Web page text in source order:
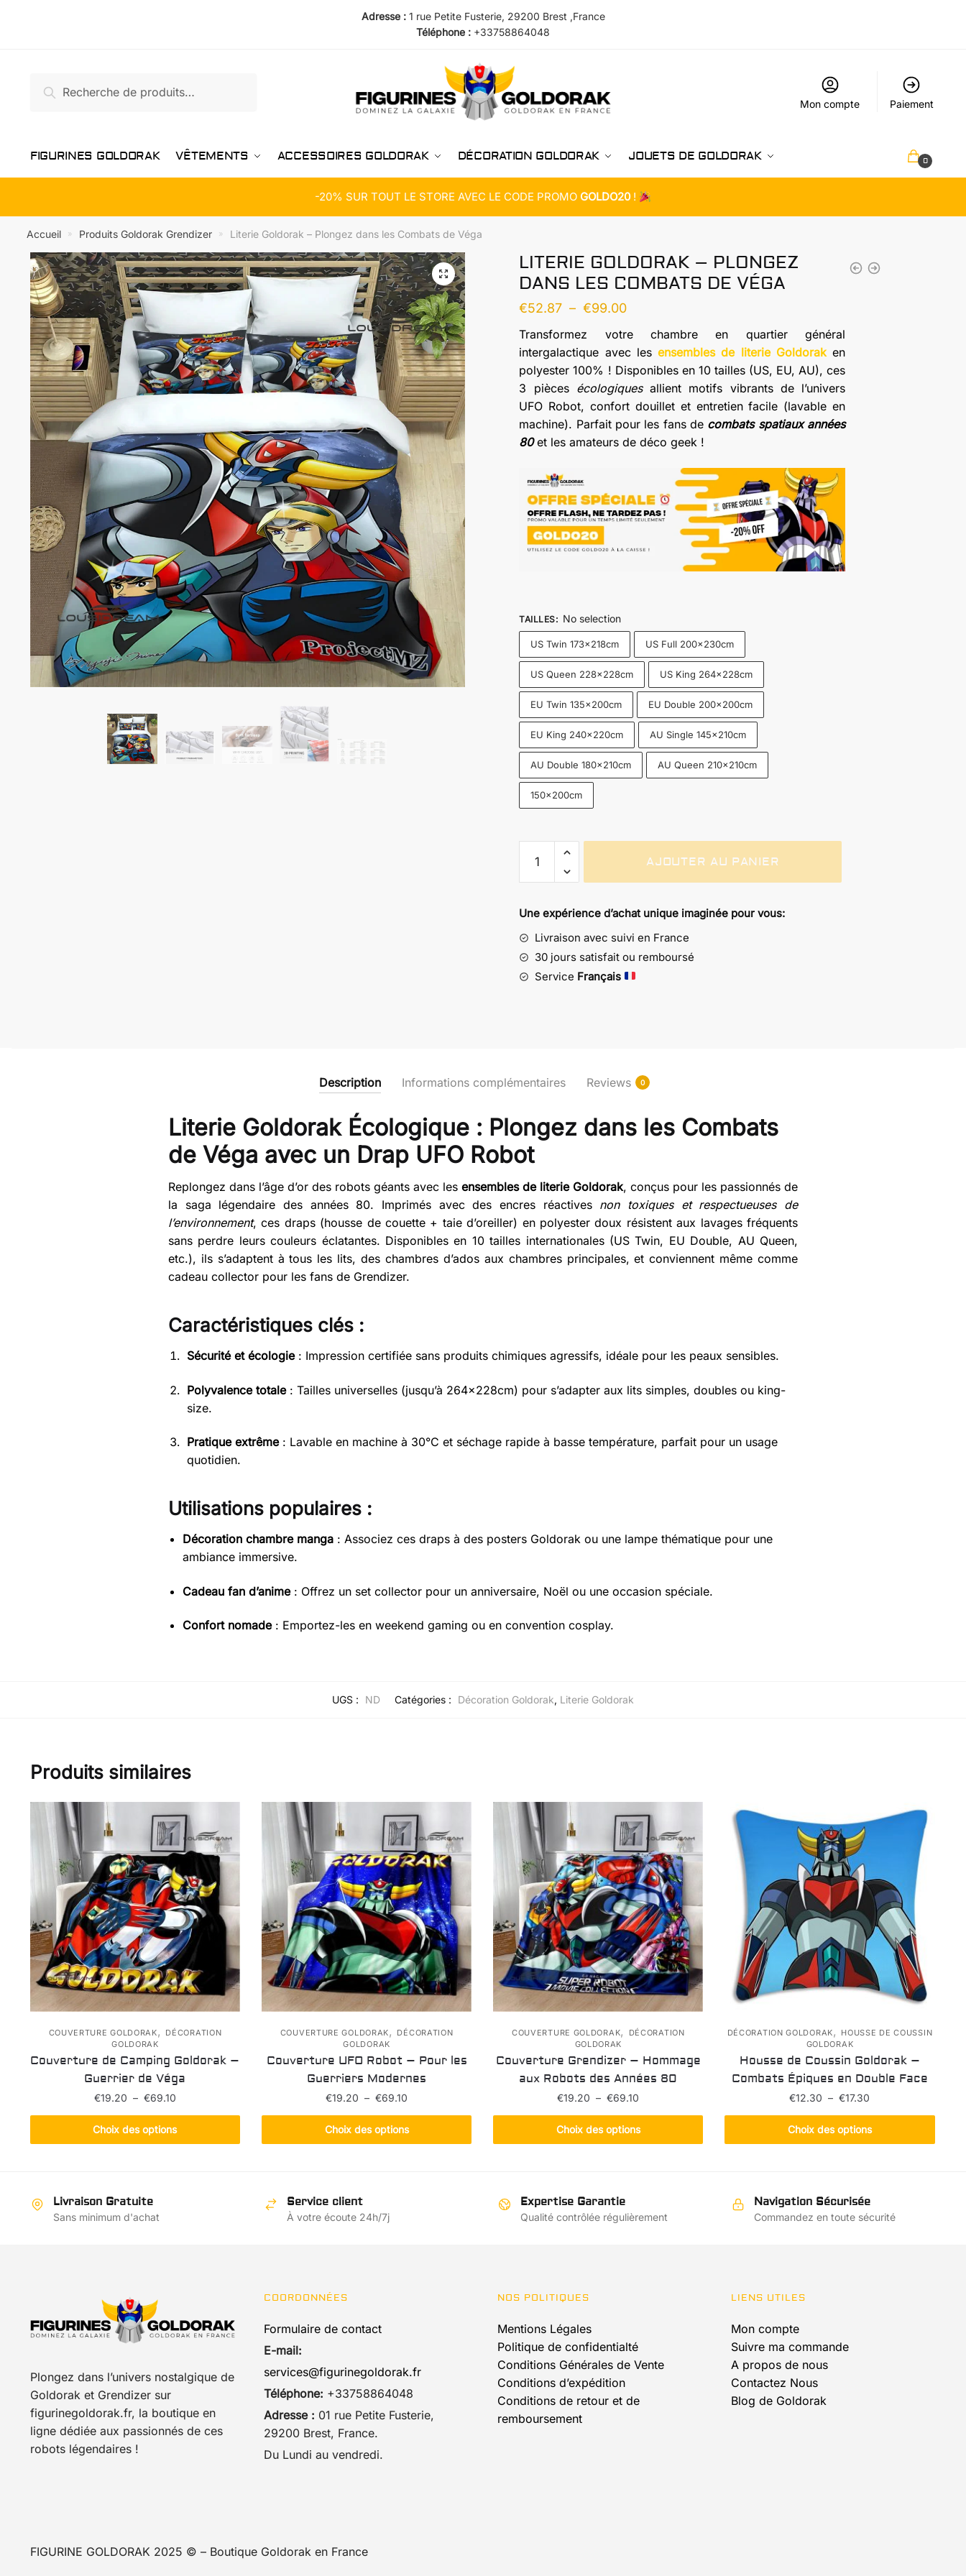
Adresse : 1 rue Petite Fusterie, 29200 Brest ,France
Téléphone : +33758864048
pour :
Recherche
Mon compte Paiement
FIGURINES GOLDORAK VÊTEMENTS ACCESSOIRES GOLDORAK DÉCORATION GOLDORAK JOUETS DE GOLDORAK 0
-20% SUR TOUT LE STORE AVEC LE CODE PROMO GOLDO20!
Accueil » Produits Goldorak Grendizer » Literie Goldorak – Plongez dans les Combats de Véga
LITERIE GOLDORAK – PLONGEZ
DANS LES COMBATS DE VÉGA
€52.87 – €99.00Plage
prix :
€52.87
à
€99.00
Transformez votre chambre en quartier général
intergalactique avec lesensembles de literie Goldoraken
polyester 100% ! Disponibles en 10 tailles (US, EU, AU), ces
3 pièces écologiquesallient motifs vibrants de l’univers
UFO Robot, confort douillet et entretien facile (lavable en
machine). Parfait pour les fans de combats spatiaux années
80et les amateurs de déco geek !
TAILLES: No selection
US Twin 173x218cm US Full 200x230cm
US Queen 228x228cm US King 264x228cm
EU Twin 135x200cm EU Double 200x200cm
EU King 240x220cm AU Single 145x210cm
AU Double 180x210cm AU Queen 210x210cm
150x200cm
Literie
-
Plongez
dans
les
AJOUTER AU PANIER
Une expérience d’achat unique imaginée pour vous:
Livraison avec suivi en France
30 jours satisfait ou remboursé
Service Français
Description Informations complémentaires Reviews 0
Literie Goldorak Écologique : Plongez dans les Combats
de Véga avec un Drap UFO Robot
Replongez dans l’âge d’or des robots géants avec lesensembles de literie Goldorak, conçus pour les passionnés de
la saga légendaire des années 80. Imprimés avec des encres réactives non toxiques et respectueuses de
l’environnement, ces draps (housse de couette + taie d’oreiller) en polyester doux résistent aux lavages fréquents
sans perdre leurs couleurs éclatantes. Disponibles en 10 tailles internationales (US Twin, EU Double, AU Queen,
etc.), ils s’adaptent à tous les lits, des chambres d’ados aux chambres principales, et conviennent même comme
cadeau collector pour les fans de Grendizer.
Caractéristiques clés :
Sécurité et écologie: Impression certifiée sans produits chimiques agressifs, idéale pour les peaux sensibles.
Polyvalence totale: Tailles universelles (jusqu’à 264x228cm) pour s’adapter aux lits simples, doubles ou king-
size.
Pratique extrême: Lavable en machine à 30°C et séchage rapide à basse température, parfait pour un usage
quotidien.
Utilisations populaires :
Décoration chambre manga: Associez ces draps à des posters Goldorak ou une lampe thématique pour une
ambiance immersive.
Cadeau fan d’anime: Offrez un set collector pour un anniversaire, Noël ou une occasion spéciale.
Confort nomade: Emportez-les en weekend gaming ou en convention cosplay.
UGS : ND Catégories : Décoration Goldorak, Literie Goldorak
Produits similaires
COUVERTURE GOLDORAK,
DÉCORATION
GOLDORAK
Couverture de Camping Goldorak –
Guerrier de Véga
€19.20 – €69.10Plage
de
prix :
€19.20
Choix des options
Ce
produit
variations.
Les
sur
la
page
produit
COUVERTURE GOLDORAK,
DÉCORATION
GOLDORAK
Couverture UFO Robot – Pour les
Guerriers Modernes
€19.20 – €69.10
de
prix :
€19.20
Choix des options
Ce
produit
Les
la
produit
COUVERTURE GOLDORAK,
DÉCORATION
GOLDORAK
Couverture Grendizer – Hommage
aux Robots des Années 80
€19.20 – €69.10
de
prix :
€19.20
Choix des options
Ce
produit
variations.
Les
page
du
produit
DÉCORATION GOLDORAK,
HOUSSE DE COUSSIN
GOLDORAK
Housse de Coussin Goldorak –
Combats Épiques en Double Face
€12.30 – €17.30
de
prix :
€12.30
Choix des options
Ce
produit
variations.
Les
page
Livraison Gratuite
Sans minimum d'achat
Service client
À votre écoute 24h/7j
Expertise Garantie
Qualité contrôlée régulièrement
Navigation Sécurisée
Commandez en toute sécurité
Plongez dans l’univers nostalgique de
Goldorak et Grendizer sur
figurinegoldorak.fr, la boutique en
ligne dédiée aux passionnés de ces
robots légendaires !
COORDONNÉES
Formulaire de contact
E-mail:
services@figurinegoldorak.fr
Téléphone: +33758864048
Adresse : 01 rue Petite Fusterie,
29200 Brest, France.
Du Lundi au vendredi.
NOS POLITIQUES
Mentions Légales
Politique de confidentialté
Conditions Générales de Vente
Conditions d’expédition
Conditions de retour et de
remboursement
LIENS UTILES
Mon compte
Suivre ma commande
A propos de nous
Contactez Nous
Blog de Goldorak
FIGURINE GOLDORAK 2025 © – Boutique Goldorak en France